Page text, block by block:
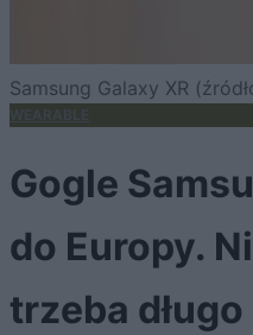
Samsung Galaxy XR
WEARABLE
Gogle
do Europy.
trzeba